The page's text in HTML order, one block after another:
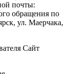
почты:
обращения по
ул. Маерчака,
Сайт